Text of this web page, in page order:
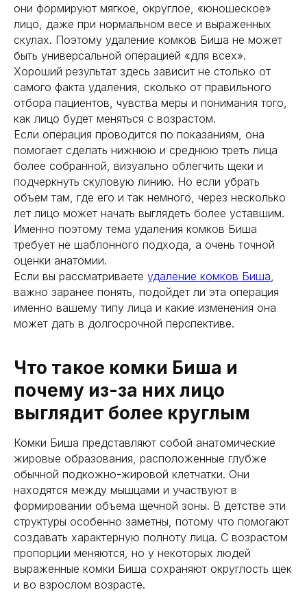
они формируют мягкое, округлое, «юношеское»
лицо, даже при нормальном весе и выраженных
скулах. Поэтому удаление комков Биша не может
быть универсальной операцией «для всех».
Хороший результат здесь зависит не столько от
самого факта удаления, сколько от правильного
отбора пациентов, чувства меры и понимания того,
как лицо будет меняться с возрастом.
Если операция проводится по показаниям, она
помогает сделать нижнюю и среднюю треть лица
более собранной, визуально облегчить щеки и
подчеркнуть скуловую линию. Но если убрать
объем там, где его и так немного, через несколько
лет лицо может начать выглядеть более уставшим.
Именно поэтому тема удаления комков Биша
требует не шаблонного подхода, а очень точной
оценки анатомии.
Если вы рассматриваете удаление комков Биша
важно заранее понять, подойдет ли эта операция
именно вашему типу лица и какие изменения она
может дать в долгосрочной перспективе.
Что такое комки Биша и
почему из-за них лицо
выглядит более круглым
Комки Биша представляют собой анатомические
жировые образования, расположенные глубже
обычной подкожно-жировой клетчатки. Они
находятся между мышцами и участвуют в
формировании объема щечной зоны. В детстве эти
структуры особенно заметны, потому что помогают
создавать характерную полноту лица. С возрастом
пропорции меняются, но у некоторых людей
выраженные комки Биша сохраняют округлость щек
и во взрослом возрасте.